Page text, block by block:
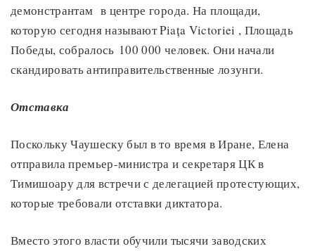
демонстрантам в центре города. На площади,
которую сегодня называют Piața Victoriei , Площадь
Победы, собралось 100 000 человек. Они начали
скандировать антиправительственные лозунги.
Отставка
Поскольку Чаушеску был в то время в Иране, Елена
отправила премьер-министра и секретаря ЦК в
Тимишоару для встречи с делегацией протестующих,
которые требовали отставки диктатора.
Вместо этого власти обучили тысячи заводских